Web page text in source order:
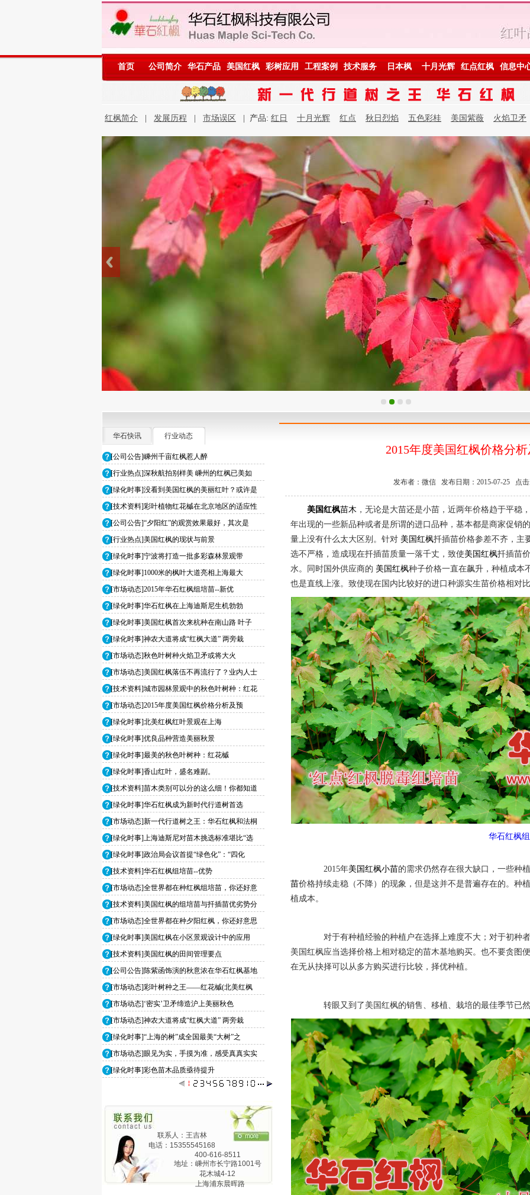
首页 公司简介 华石产品 美国红枫 彩树应用 工程案例 技术服务 日本枫 十月光辉 红点红枫 信息中
红枫简介 发展历程 市场误区 | 产品: 红日 十月光辉 红点 秋日烈焰 五色彩桂 美国紫薇 火焰卫矛
华石快讯 行业动态
[公司公告]嵊州千亩红枫惹人醉
[行业热点]深秋航拍别样美 嵊州的红枫已美如
[绿化时事]没看到美国红枫的美丽红叶？或许是
[技术资料]彩叶植物红花槭在北京地区的适应性
[公司公告]“夕阳红”的观赏效果最好，其次是
[行业热点]美国红枫的现状与前景
[绿化时事]宁波将打造一批多彩森林景观带
[绿化时事]1000米的枫叶大道亮相上海最大
[市场动态]2015年华石红枫组培苗--新优
[绿化时事]华石红枫在上海迪斯尼生机勃勃
[绿化时事]美国红枫首次来杭种在南山路 叶子
[绿化时事]神农大道将成“红枫大道” 两旁栽
[市场动态]秋色叶树种火焰卫矛或将大火
[市场动态]美国红枫落伍不再流行了？业内人士
[技术资料]城市园林景观中的秋色叶树种：红花
[市场动态]2015年度美国红枫价格分析及预
[绿化时事]北美红枫红叶景观在上海
[绿化时事]优良品种营造美丽秋景
[绿化时事]最美的秋色叶树种：红花槭
[绿化时事]香山红叶，盛名难副。
[技术资料]苗木类别可以分的这么细！你都知道
[绿化时事]华石红枫成为新时代行道树首选
[市场动态]新一代行道树之王：华石红枫和法桐
[绿化时事]上海迪斯尼对苗木挑选标准堪比“选
[绿化时事]政治局会议首提“绿色化”：“四化
[技术资料]华石红枫组培苗--优势
[市场动态]全世界都在种红枫组培苗，你还好意
[技术资料]美国红枫的组培苗与扦插苗优劣势分
[市场动态]全世界都在种夕阳红枫，你还好意思
[绿化时事]美国红枫在小区景观设计中的应用
[技术资料]美国红枫的田间管理要点
[公司公告]陈紫函饰演的秋意浓在华石红枫基地
[市场动态]彩叶树种之王——红花槭(北美红枫
[市场动态]‘密实’卫矛缔造沪上美丽秋色
[市场动态]神农大道将成“红枫大道” 两旁栽
[绿化时事]“上海的树”成全国最美“大树”之
[市场动态]眼见为实，手摸为准，感受真真实实
[绿化时事]彩色苗木品质亟待提升
联系人：王吉林
电话：15355545168
400-616-8511
地址：嵊州市长宁路1001号
花木城4-12
上海浦东晨晖路
2015年度美国红枫价格分
发布者：微信 发布日期：2015-07-25 点击
美国红枫苗木 ，无论是大苗还是小苗，近两年价格趋于平稳
年出现的一些新品种或者是所谓的进口品种，基本都是商家促销
量上没有什么太大区别。针对 美国红枫扦插苗价格参差不齐，主
选不严格，造成现在扦插苗质量一落千丈，致使美国红枫扦插苗
水。同时国外供应商的 美国红枫种子价格一直在飙升，种植成本
也是直线上涨。致使现在国内比较好的进口种源实生苗价格相对
华石红枫
2015年美国红枫小苗的需求仍然存在很大缺口，一些种
苗价格持续走稳（不降）的现象，但是这并不是普遍存在的。种
植成本。
对于有种植经验的种植户在选择上难度不大；对于初种
美国红枫应当选择价格上相对稳定的苗木基地购买。也不要贪图
在无从抉择可以从多方购买进行比较，择优种植。
转眼又到了美国红枫的销售、移植、栽培的最佳季节已